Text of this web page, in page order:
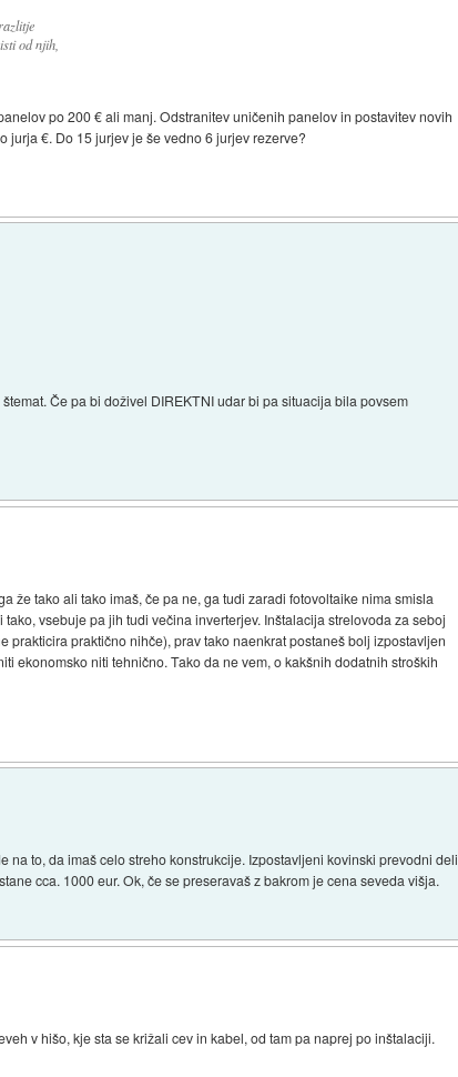
od njih,
po 200 € ali manj. Odstranitev uničenih panelov in postavitev novih
jurja €. Do 15 jurjev je še vedno 6 jurjev rezerve?
Če pa bi doživel DIREKTNI udar bi pa situacija bila povsem
že tako ali tako imaš, če pa ne, ga tudi zaradi fotovoltaike nima smisla
vsebuje pa jih tudi večina inverterjev. Inštalacija strelovoda za seboj
praktično nihče), prav tako naenkrat postaneš bolj izpostavljen
ekonomsko niti tehnično. Tako da ne vem, o kakšnih dodatnih stroških
to, da imaš celo streho konstrukcije. Izpostavljeni kovinski prevodni deli
cca. 1000 eur. Ok, če se preseravaš z bakrom je cena seveda višja.
v hišo, kje sta se križali cev in kabel, od tam pa naprej po inštalaciji.